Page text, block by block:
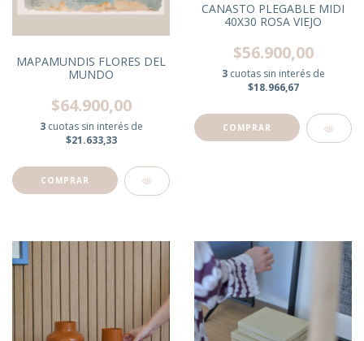
MAPAMUNDIS FLORES DEL
MUNDO
$64.900,00
3 cuotas sin interés de
$21.633,33
CANASTO PLEGABLE MIDI
40X30 ROSA VIEJO
$56.900,00
3 cuotas sin interés de
$18.966,67